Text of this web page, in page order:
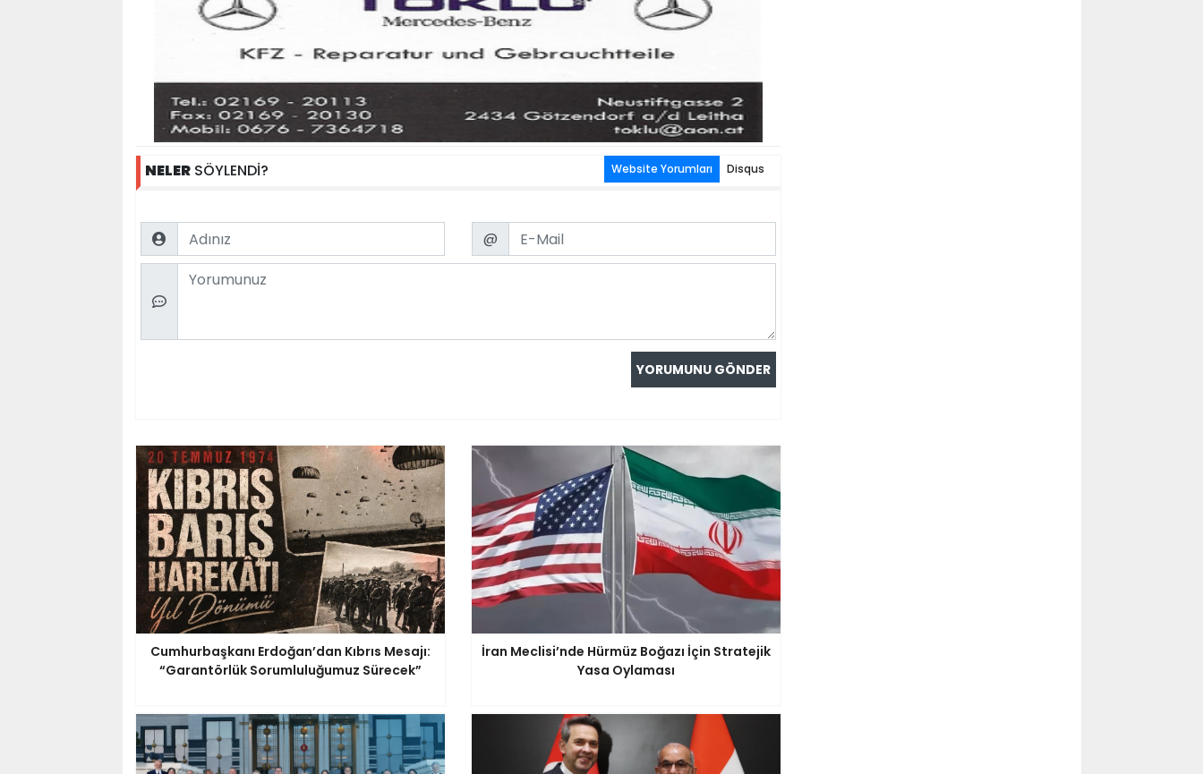
NELERSÖYLENDİ? Website Yorumları Disqus
Name Email
@
Comment
Cumhurbaşkanı Erdoğan’dan Kıbrıs Mesajı:
“Garantörlük Sorumluluğumuz Sürecek”
İran Meclisi’nde Hürmüz Boğazı İçin Stratejik
Yasa Oylaması